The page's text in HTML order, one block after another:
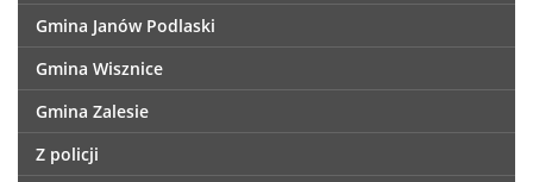
Gmina Janów Podlaski
Gmina Wisznice
Gmina Zalesie
Z policji